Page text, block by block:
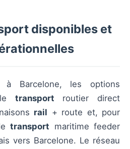
disponibles et
à Barcelone, les options
transport routier direct
rail + route et, pour
letransport maritime feeder
vers Barcelone. Le réseau